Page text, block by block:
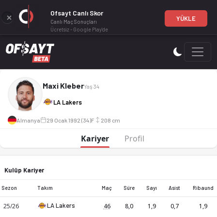
Maxi Kleber, profesyonel bir basketbol oyuncusudur. LA
Maxi KleberYaş 34
LA Lakers
Almanya 29 Ocak 1992 (34)F 208 cm
Kariyer Profil
Kulüp Kariyer
Sezon Takım Maç Süre Sayı Asist Ribaund
25/26 LA Lakers 46 8,0 1,9 0,7 1,9
Ofsayt Canlı Skor
Canlı Maç Sonuçları
Ücretsiz - Google Play'de
YÜKLE